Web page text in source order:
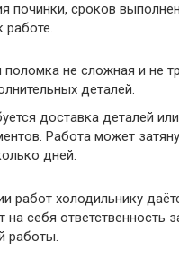
починки, сроков
работе.
поломка не сложная и не
деталей.
доставка деталей
Работа может
дней.
работ холодильнику
себя ответственность
работы.